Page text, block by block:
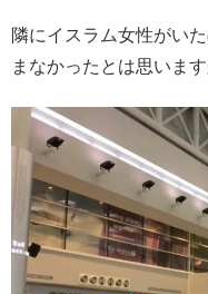
隣にイスラム女性がい
まなかったとは思います